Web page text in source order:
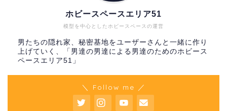
模型を中心としたホビースペースの運営
ホビースペースエリア51
男たちの隠れ家、秘密基地をユーザーさんと一緒に作り
上げていく、「男達の男達による男達のためのホビース
ペースエリア51」
＼ Follow me ／